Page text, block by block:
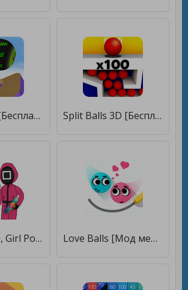
Going Balls [Бесплатные покупки] Split Balls 3D [Бесплатные покупки]
Brain Puzzle, Girl Power [Бесплатные покупки] Love Balls [Мод меню]